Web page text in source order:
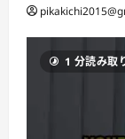
1 分読み取